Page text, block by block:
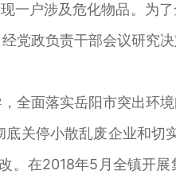
一户涉及危化物品。为
党政负责干部会议研究
全面落实岳阳市突出环
关停小散乱废企业和切
。在2018年5月全镇开